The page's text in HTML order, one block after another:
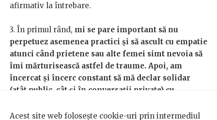
afirmativ la întrebare.
3. În primul rând, mi se pare important să nu
perpetuez asemenea practici și să ascult cu empatie
atunci când prietene sau alte femei simt nevoia să
îmi mărturisească astfel de traume. Apoi, am
încercat și încerc constant să mă declar solidar
(atât public, cât și în conversații private) cu
schimbă mare lucru un astfel de gest minuscul, mi se
Acest site web folosește cookie-uri prin intermediul